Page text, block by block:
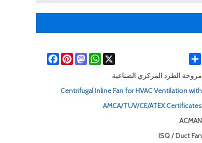
Share
FacebookPinterest
MastodonWhatsApp
X
مروحة الطرد المركزي الصناعية
Centrifugal Inline Fan for HVAC Ventilation with
AMCA/TUV/CE/ATEX Certificates
ACMAN
ISQ / Duct Fan